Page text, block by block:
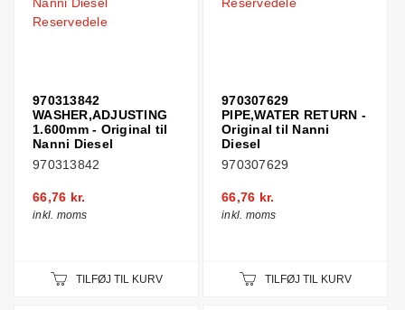
970313842
WASHER,ADJUSTING
1.600mm - Original til
Nanni Diesel
970313842
66,76 kr.
inkl. moms
TILFØJ TIL KURV
970307629
PIPE,WATER RETURN -
Original til Nanni
Diesel
970307629
66,76 kr.
inkl. moms
TILFØJ TIL KURV